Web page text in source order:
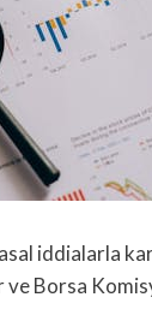
iddialarla
Borsa